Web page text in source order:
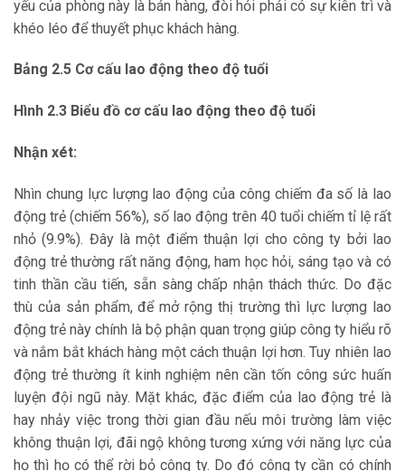
yếu của phòng này là bán hàng, đòi hỏi phải có sự kiên trì và
khéo léo để thuyết phục khách hàng.
Bảng 2.5 Cơ cấu lao động theo độ tuổi
Hình 2.3 Biểu đồ cơ cấu lao động theo độ tuổi
Nhận xét:
Nhìn chung lực lượng lao động của công chiếm đa số là lao
động trẻ (chiếm 56%), số lao động trên 40 tuổi chiếm tỉ lệ rất
nhỏ (9.9%). Đây là một điểm thuận lợi cho công ty bởi lao
động trẻ thường rất năng động, ham học hỏi, sáng tạo và có
tinh thần cầu tiến, sẵn sàng chấp nhận thách thức. Do đặc
thù của sản phẩm, để mở rộng thị trường thì lực lượng lao
động trẻ này chính là bộ phận quan trọng giúp công ty hiểu rõ
và nắm bắt khách hàng một cách thuận lợi hơn. Tuy nhiên lao
động trẻ thường ít kinh nghiệm nên cần tốn công sức huấn
luyện đội ngũ này. Mặt khác, đặc điểm của lao động trẻ là
hay nhảy việc trong thời gian đầu nếu môi trường làm việc
không thuận lợi, đãi ngộ không tương xứng với năng lực của
họ thì họ có thể rời bỏ công ty. Do đó công ty cần có chính